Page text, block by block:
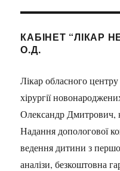
КАБІНЕТ “ЛІКАР
О.Д.
Лікар обласного центру
хірургії
Олександр Дмитрович,
Надання допологової
ведення дитини з
аналізи, безкоштовна